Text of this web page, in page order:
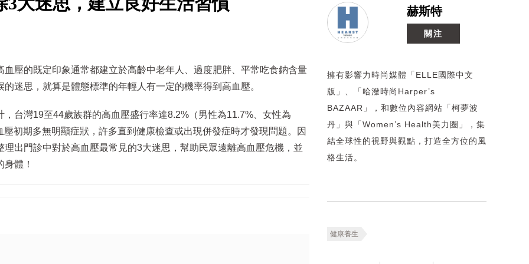
壓的既定印象通常都建立於高齡中老年人、過度肥胖、平常吃食鈉含量
迷思，就算是體態標準的年輕人有一定的機率得到高血壓。
台灣19至44歲族群的高血壓盛行率達8.2%（男性為11.7%、女性為
初期多無明顯症狀，許多直到健康檢查或出現併發症時才發現問題。因
出門診中對於高血壓最常見的3大迷思，幫助民眾遠離高血壓危機，並
體！
赫斯特
關注
擁有影響力時尚媒體「ELLE國際中文
版」、「哈潑時尚Harper’s
BAZAAR」，和數位內容網站「柯夢波
丹」與「Women’s Health美力圈」，集
結全球性的視野與觀點，打造全方位的風
格生活。
健康養生